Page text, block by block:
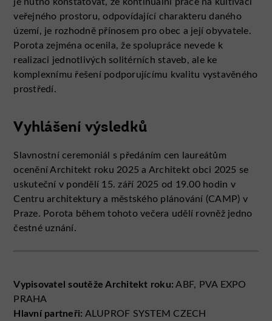
je nutno konstatovat, že kontinuální práce na kultivaci
veřejného prostoru, odpovídající charakteru daného
území, je rozhodně přínosem pro obec a její obyvatele.
Porota zejména ocenila, že spolupráce nevede k
realizaci jednotlivých solitérních staveb, ale ke
komplexnímu řešení podporujícímu kvalitu vystavěného
prostředí.
Vyhlášení výsledků
Slavnostní ceremoniál s předáním cen laureátům
ocenění Architekt roku 2025 a Architekt obci 2025 se
uskuteční v pondělí 15. září 2025 od 19.00 hodin v
Centru architektury a městského plánování (CAMP) v
Praze. Porota během tohoto večera udělí rovněž jedno
čestné uznání.
Vypisovatel soutěže Architekt roku: ABF, PVA EXPO
PRAHA
Hlavní partneři: ALUPROF SYSTEM CZECH